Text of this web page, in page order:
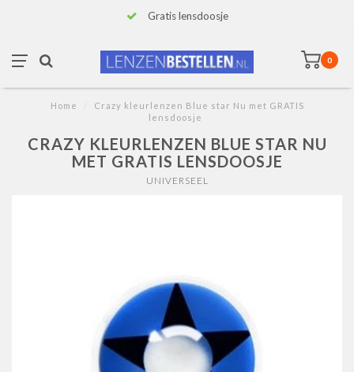
Gratis lensdoosje
0
Home
Crazy kleurlenzen Blue star Nu met GRATIS
lensdoosje
CRAZY KLEURLENZEN BLUE STAR NU
MET GRATIS LENSDOOSJE
UNIVERSEEL